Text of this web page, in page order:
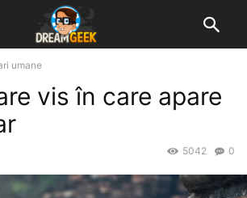
umane
vis în care apare
0
5042